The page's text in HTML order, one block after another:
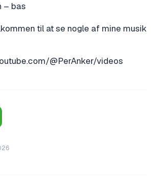
– bas
til at se nogle af mine musik
@PerAnker/videos